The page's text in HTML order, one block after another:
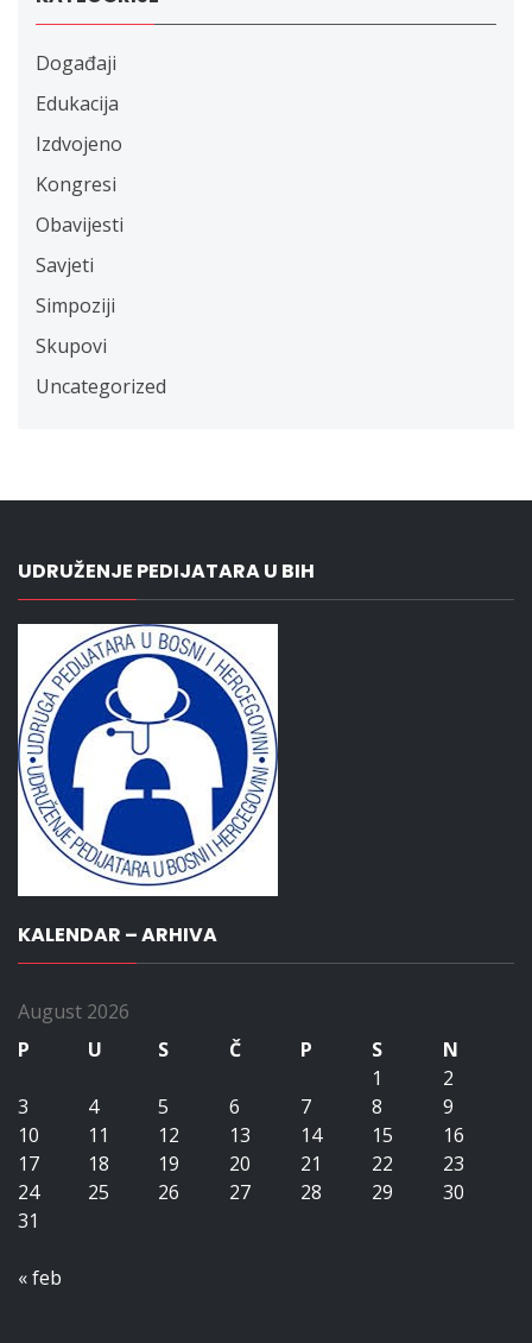
Događaji
Edukacija
Izdvojeno
Kongresi
Obavijesti
Savjeti
Simpoziji
Skupovi
Uncategorized
UDRUŽENJE PEDIJATARA U BIH
KALENDAR – ARHIVA
August 2026
P
U S Č P S
N
1
2
3
4 5 6 7 8
9
10
11 12 13 14 15
16
17
18 19 20 21 22
23
24
25 26 27 28 29
30
31
« feb